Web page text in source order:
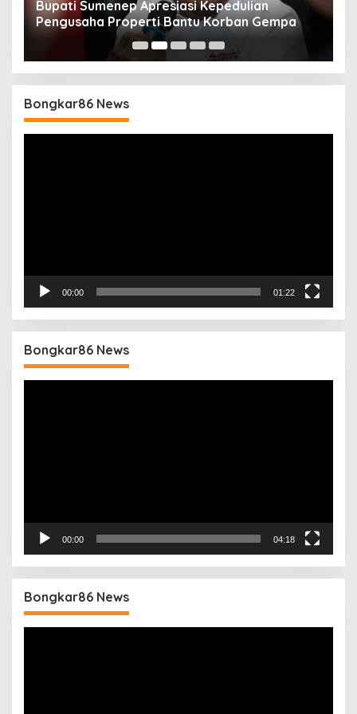
Bupati Sumenep Apresiasi Kepedulian
Pengusaha Properti Bantu Korban Gempa
Bongkar86 News
00:00 01:22
Bongkar86 News
00:00 04:18
Bongkar86 News